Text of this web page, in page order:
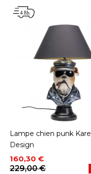
Lampe chien punk Kare
Design
Prix
160,30 €
Prix de base
229,00 €